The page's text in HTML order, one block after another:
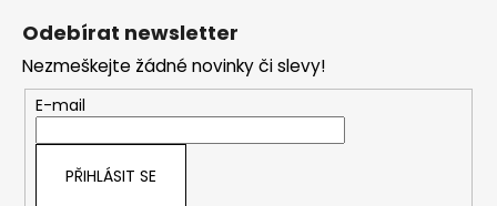
Odebírat newsletter
Nezmeškejte žádné novinky či slevy!
E-mail
PŘIHLÁSIT SE